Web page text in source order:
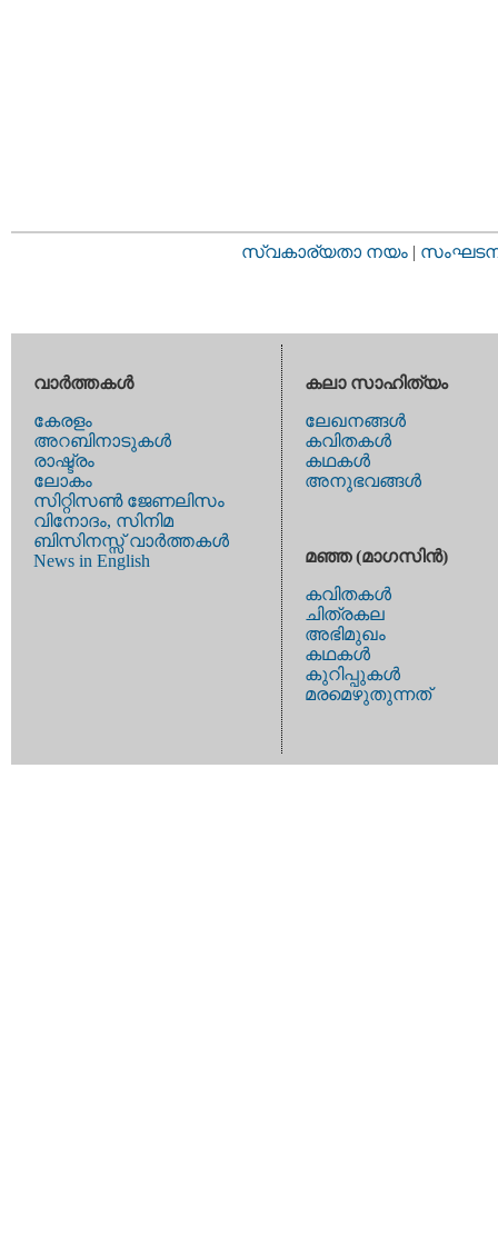
സ്വകാര്യതാ നയം |
വാര്‍ത്തകള്‍
കേരളം
അറബിനാടുകള്‍
രാഷ്ട്രം
ലോകം
സിറ്റിസണ്‍ ജേണലിസം
വിനോദം, സിനിമ
ബിസിനസ്സ് വാര്‍ത്തകള്‍
News in English
കലാ സാഹിത്യം
ലേഖനങ്ങള്‍
കവിതകള്‍
കഥകള്‍
അനുഭവങ്ങള്‍
മഞ്ഞ (മാഗസിന്‍)
കവിതകള്‍
ചിത്രകല
അഭിമുഖം
കഥകള്‍
കുറിപ്പുകള്‍
മരമെഴുതുന്നത്